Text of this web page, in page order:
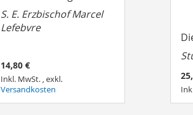
S. E. Erzbischof Marcel
Lefebvre
14,80 €
Inkl. MwSt. ,exkl.
Versandkosten